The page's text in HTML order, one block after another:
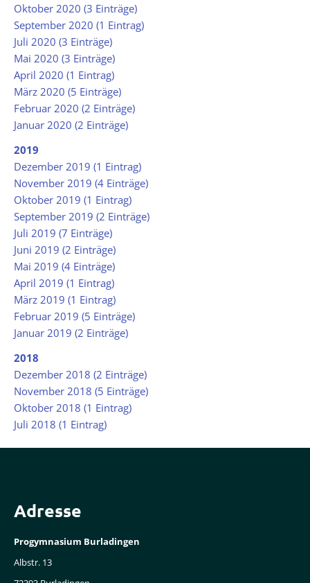
Oktober 2020 (3 Einträge)
September 2020 (1 Eintrag)
Juli 2020 (3 Einträge)
Mai 2020 (3 Einträge)
April 2020 (1 Eintrag)
März 2020 (5 Einträge)
Februar 2020 (2 Einträge)
Januar 2020 (2 Einträge)
2019
Dezember 2019 (1 Eintrag)
November 2019 (4 Einträge)
Oktober 2019 (1 Eintrag)
September 2019 (2 Einträge)
Juli 2019 (7 Einträge)
Juni 2019 (2 Einträge)
Mai 2019 (4 Einträge)
April 2019 (1 Eintrag)
März 2019 (1 Eintrag)
Februar 2019 (5 Einträge)
Januar 2019 (2 Einträge)
2018
Dezember 2018 (2 Einträge)
November 2018 (5 Einträge)
Oktober 2018 (1 Eintrag)
Juli 2018 (1 Eintrag)
Adresse
Progymnasium Burladingen
Albstr. 13